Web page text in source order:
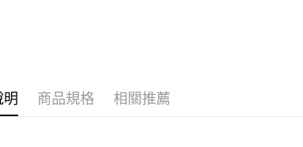
明 商品規格 相關推薦